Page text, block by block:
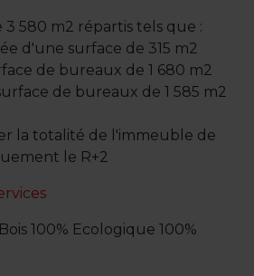
580 m2 répartis tels que :
d'une surface de 315 m2
de bureaux de 1 680 m2
de bureaux de 1 585 m2
la totalité de l'immeuble de
le R+2
100% Ecologique 100%